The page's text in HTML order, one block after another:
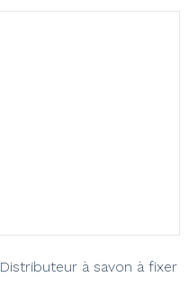
Distributeur à savon à fixer